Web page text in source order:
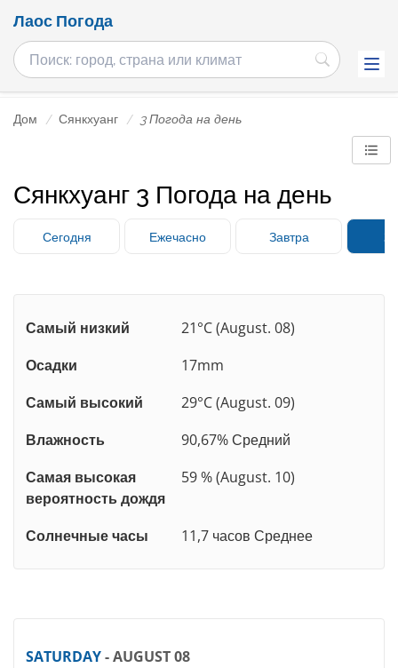
Лаос Погода
Дом Сянкхуанг 3 Погода на день
Сянкхуанг 3 Погода на день
Сегодня Ежечасно Завтра 3
Самый низкий
21°C (August. 08)
Осадки
17mm
Самый высокий
29°C (August. 09)
Влажность
90,67% Средний
Самая высокая
вероятность дождя
59 % (August. 10)
Солнечные часы 11,7 часов Среднее
SATURDAY- AUGUST 08